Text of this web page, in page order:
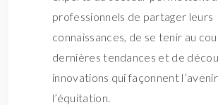
professionnels de partager leurs
connaissances, de se tenir au
dernières tendances et de
innovations qui façonnent
l’équitation.